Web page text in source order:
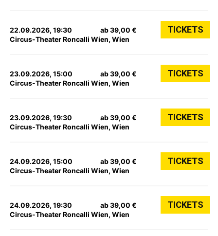
22.09.2026, 19:30
Circus-Theater Roncalli Wien, Wien
ab 39,00 € TICKETS
23.09.2026, 15:00
Circus-Theater Roncalli Wien, Wien
ab 39,00 € TICKETS
23.09.2026, 19:30
Circus-Theater Roncalli Wien, Wien
ab 39,00 € TICKETS
24.09.2026, 15:00
Circus-Theater Roncalli Wien, Wien
ab 39,00 € TICKETS
24.09.2026, 19:30
Circus-Theater Roncalli Wien, Wien
ab 39,00 € TICKETS